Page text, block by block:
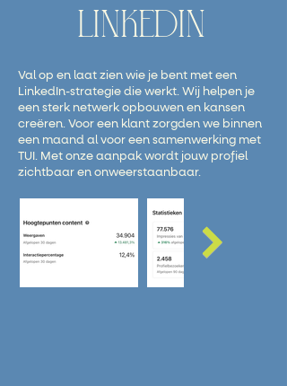
LINKEDIN
Val op en laat zien wie je bent met een
LinkedIn-strategie die werkt. Wij helpen je
een sterk netwerk opbouwen en kansen
creëren. Voor een klant zorgden we binnen
een maand al voor een samenwerking met
TUI. Met onze aanpak wordt jouw profiel
zichtbaar en onweerstaanbaar.